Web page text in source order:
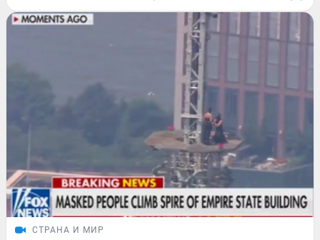
СТРАНА И МИР